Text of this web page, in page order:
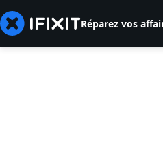
Réparez vos